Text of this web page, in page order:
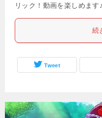
リック！動画を楽しめま
続
Tweet